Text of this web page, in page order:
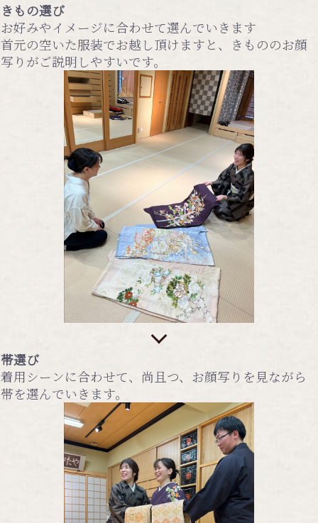
きもの選び
お好みやイメージに合わせて選んでいきます
首元の空いた服装でお越し頂けますと、きもののお顔
写りがご説明しやすいです。
帯選び
着用シーンに合わせて、尚且つ、お顔写りを見ながら
帯を選んでいきます。